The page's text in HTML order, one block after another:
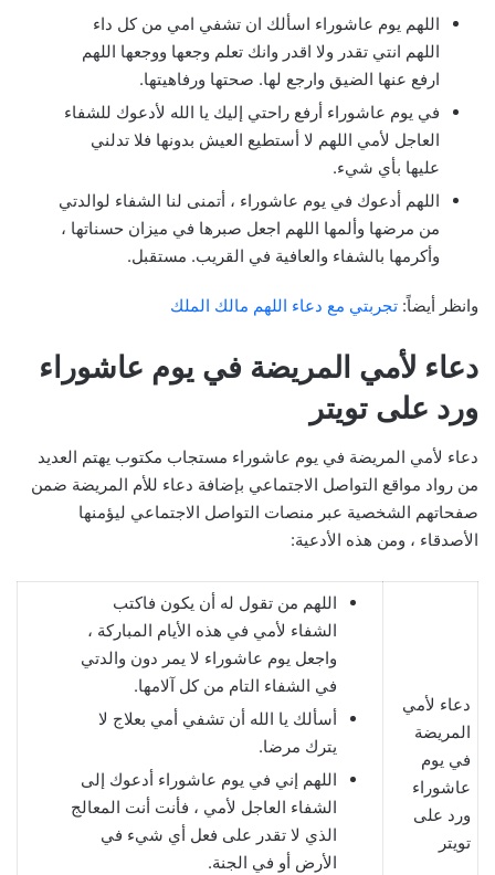
اللهم يوم عاشوراء اسألك ان تشفي امي من كل داء
اللهم انتي تقدر ولا اقدر وانك تعلم وجعها ووجعها اللهم
ارفع عنها الضيق وارجع لها. صحتها ورفاهيتها.
في يوم عاشوراء أرفع راحتي إليك يا الله لأدعوك للشفاء
العاجل لأمي اللهم لا أستطيع العيش بدونها فلا تدلني
عليها بأي شيء.
اللهم أدعوك في يوم عاشوراء ، أتمنى لنا الشفاء لوالدتي
من مرضها وألمها اللهم اجعل صبرها في ميزان حسناتها ،
وأكرمها بالشفاء والعافية في القريب. مستقبل.
وانظر أيضاً: تجربتي مع دعاء اللهم مالك الملك
دعاء لأمي المريضة في يوم عاشوراء
ورد على تويتر
دعاء لأمي المريضة في يوم عاشوراء مستجاب مكتوب يهتم العديد
من رواد مواقع التواصل الاجتماعي بإضافة دعاء للأم المريضة ضمن
صفحاتهم الشخصية عبر منصات التواصل الاجتماعي ليؤمنها
الأصدقاء ، ومن هذه الأدعية:
دعاء لأمي
المريضة
في يوم
عاشوراء
ورد على
تويتر
اللهم من تقول له أن يكون فاكتب
الشفاء لأمي في هذه الأيام المباركة ،
واجعل يوم عاشوراء لا يمر دون والدتي
في الشفاء التام من كل آلامها.
أسألك يا الله أن تشفي أمي بعلاج لا
يترك مرضا.
اللهم إني في يوم عاشوراء أدعوك إلى
الشفاء العاجل لأمي ، فأنت أنت المعالج
الذي لا تقدر على فعل أي شيء في
الأرض أو في الجنة.